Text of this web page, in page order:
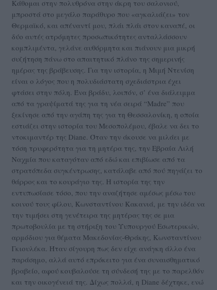
Κάθομαι στην πολυθρόνα στην άκρη του σαλονιού,
μπροστά στο μεγάλο παράθυρο που «αγκαλιάζει» τον
Θερμαϊκό, και απέναντί μου, πλάι πλάι στον καναπέ, οι
δύο αυτές ατρόμητες προσωπικότητες ανταλλάσσουν
κομπλιμέντα, γελάνε αυθόρμητα και πιάνουν μια μικρή
συζήτηση πάνω στο απαιτητικό πλάνο της σημερινής
ημέρας της βράβευσης. Για την ιστορία, η Μιμή Ντενίση
είναι ο λόγος που η πολυδιάστατη σχεδιάστρια έχει
φτάσει στην πόλη. Ένα βράδυ, λοιπόν, σ’ ένα διάλειμμα
από τα γραψίματά της για τη νέα σειρά “Madre” που
ξεκίνησε από την αγάπη της για τη Θεσσαλονίκη, η οποία
εστιάζει στην ιστορία του Μεσοπολέμου, έβαλε να δει το
ντοκιμαντέρ της Diane. Όταν την άκουσε να μιλάει με
τόση τρυφερότητα για τη μητέρα της, την Εβραία Λιλή
Ναχμία που καταγόταν από εδώ και επιβίωσε από τα
στρατόπεδα συγκέντρωσης, κατάλαβε από πού πηγάζει το
θάρρος και το κουράγιο της. Η ιστορία της την
εντυπωσίασε τόσο, που την αναζήτησε αμέσως μέσω του
κοινού τους φίλου, Κωνσταντίνου Κακανιά, με την ιδέα να
την τιμήσει στη γενέτειρα της μητέρας της σε μια
πρωτοβουλία με τη στήριξη του Υυπουργού Εσωτερικών,
αρμόδιου για θέματα Μακεδονίας-Θράκης, Κωνσταντίνου
Γκιουλέκα. Ήταν σίγουρη πως δεν είχε ανάγκη άλλο ένα
παράσημο, αλλά αυτό επρόκειτο για ένα συναισθηματικό
βραβείο, αφού κουβαλούσε τη σύνδεσή της με το παρελθόν
και την οικογένειά της. Δίχως πολλά, η Diane δέχτηκε, ενώ